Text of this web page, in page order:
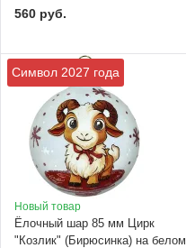
560 руб.
Символ 2027 года
Новый товар
Ёлочный шар 85 мм Цирк
"Козлик" (Бирюсинка) на белом